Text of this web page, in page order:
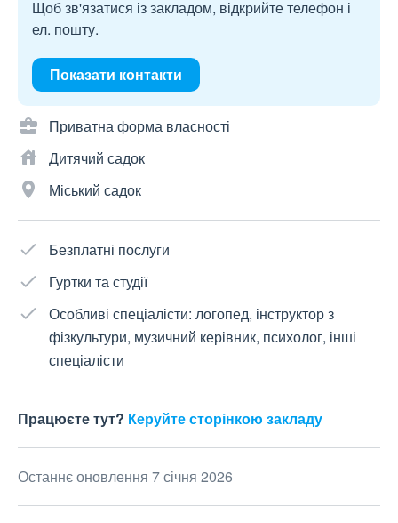
Щоб зв'язатися із закладом, відкрийте телефон і
ел. пошту.
Показати контакти
Приватна форма власності
Дитячий садок
Міський садок
Безплатні послуги
Гуртки та студії
Особливі спеціалісти: логопед, інструктор з
фізкультури, музичний керівник, психолог, інші
спеціалісти
Працюєте тут? Керуйте сторінкою закладу
Останнє оновлення 7 січня 2026